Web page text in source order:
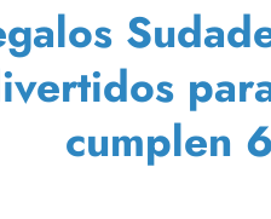
cumplen